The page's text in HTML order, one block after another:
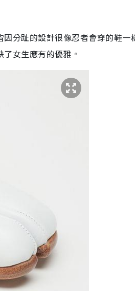
分趾的設計很像忍者會穿的鞋一
女生應有的優雅。